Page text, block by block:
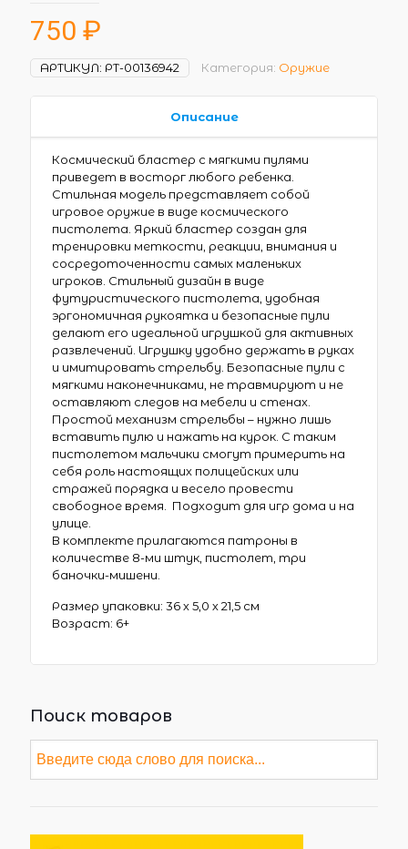
750 ₽
АРТИКУЛ: РТ-00136942 Категория: Оружие
Описание
Космический бластер с мягкими пулями
приведет в восторг любого ребенка.
Стильная модель представляет собой
игровое оружие в виде космического
пистолета. Яркий бластер создан для
тренировки меткости, реакции, внимания и
сосредоточенности самых маленьких
игроков. Стильный дизайн в виде
футуристического пистолета, удобная
эргономичная рукоятка и безопасные пули
делают его идеальной игрушкой для активных
развлечений. Игрушку удобно держать в руках
и имитировать стрельбу. Безопасные пули с
мягкими наконечниками, не травмируют и не
оставляют следов на мебели и стенах.
Простой механизм стрельбы – нужно лишь
вставить пулю и нажать на курок. С таким
пистолетом мальчики смогут примерить на
себя роль настоящих полицейских или
стражей порядка и весело провести
свободное время. Подходит для игр дома и на
улице.
В комплекте прилагаются патроны в
количестве 8-ми штук, пистолет, три
баночки-мишени.
Размер упаковки: 36 х 5,0 х 21,5 см
Возраст: 6+
Поиск товаров